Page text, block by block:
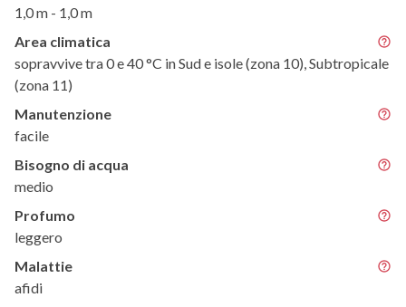
1,0 m - 1,0 m
Area climatica
sopravvive tra 0 e 40 °C in Sud e isole (zona 10), Subtropicale
(zona 11)
Manutenzione
facile
Bisogno di acqua
medio
Profumo
leggero
Malattie
afidi